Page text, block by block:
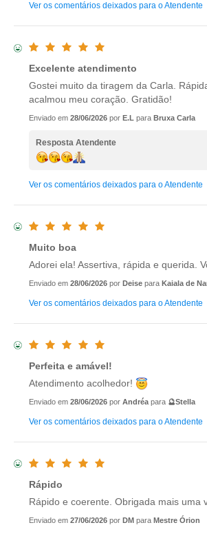
Ver os comentários deixados para o Atendente
Excelente atendimento
Gostei muito da tiragem da Carla.
acalmou meu coração. Gratidão!
Enviado em 28/06/2026 por E.L para Bruxa Carla
Resposta Atendente
Ver os comentários deixados para o Atendente
Muito boa
Adorei ela! Assertiva, rápida e querida.
Enviado em 28/06/2026 por Deise para Kaiala de
Ver os comentários deixados para o Atendente
Perfeita e amável!
Atendimento acolhedor!
Enviado em 28/06/2026 por Andréa para 🔮Stella
Ver os comentários deixados para o Atendente
Rápido
Rápido e coerente. Obrigada mais uma
Enviado em 27/06/2026 por DM para Mestre Órion